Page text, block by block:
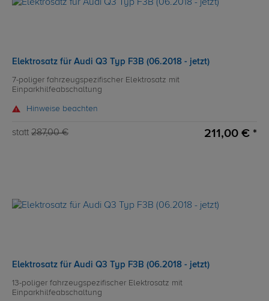
Elektrosatz für Audi Q3 Typ F3B (06.2018 - jetzt)
7-poliger fahrzeugspezifischer Elektrosatz mit
Einparkhilfeabschaltung
Hinweise beachten
statt 287,00 € 211,00 € *
Elektrosatz für Audi Q3 Typ F3B (06.2018 - jetzt)
13-poliger fahrzeugspezifischer Elektrosatz mit
Einparkhilfeabschaltung